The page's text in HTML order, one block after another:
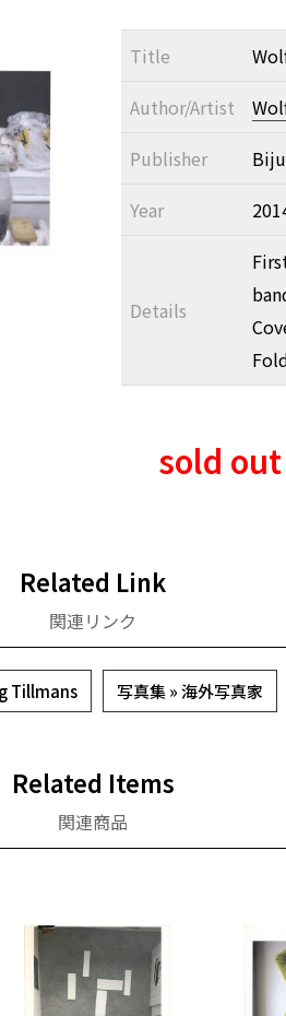
Title
Author/Artist
Publisher
Year
Details
sold out
Related Link
関連リンク
Tillmans 写真集 » 海外写真家
Related Items
関連商品